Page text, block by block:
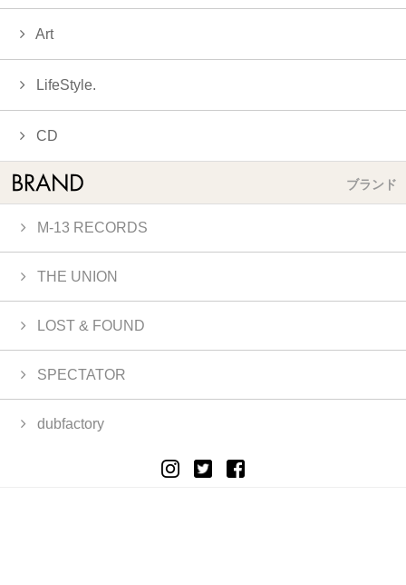
Art
LifeStyle.
CD
ブランド
M-13 RECORDS
THE UNION
LOST & FOUND
SPECTATOR
dubfactory